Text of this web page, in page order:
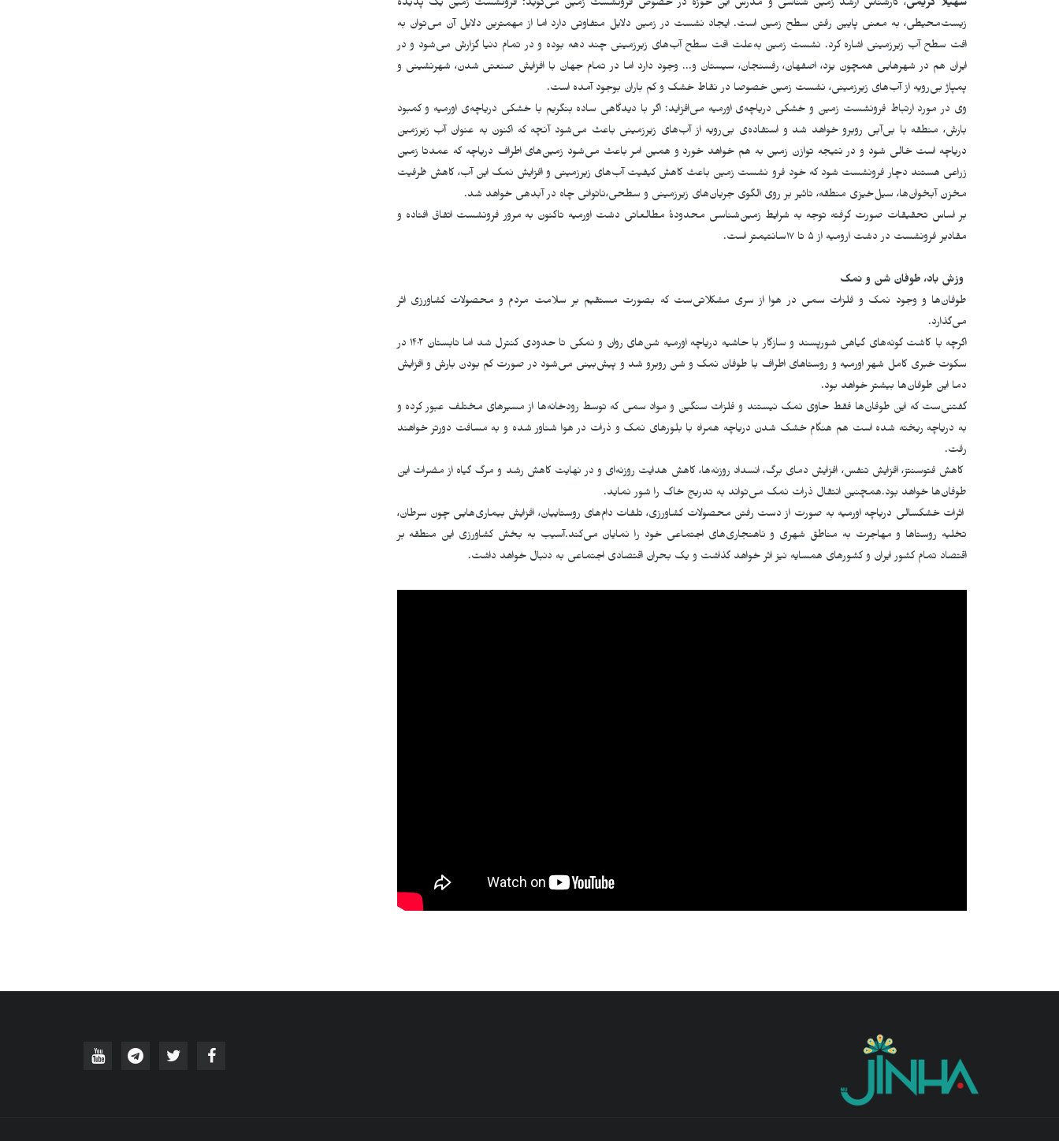
سهیلا کریمی، کارشناس ارشد زمین شناسی و مدرس این حوزه در خصوص فرونشست زمین می‌گوید: فرونشست زمین یک پدیده
زیست‌محیطی، به معنی پایین رفتن سطح زمین است. ایجاد نشست در زمین دلایل متفاوتی دارد اما از مهمترین دلایل آن می‌توان به
افت سطح آب زیرزمینی اشاره کرد. نشست زمین به‌علت افت سطح آب‌های زیرزمینی چند دهه بودە و در تمام دنیا گزارش می‌شود و در
ایران هم در شهرهایی همچون یزد، اصفهان، رفسنجان، سیستان و... وجود دارد اما در تمام جهان با افزایش صنعتی شدن، شهرنشینی و
پمپاژ بی‌رویه از آب‌های زیرزمینی، نشست زمین خصوصا در نقاط خشک و کم باران بوجود آمده است.
وی در مورد ارتباط فرونشست زمین و خشکی دریاچه‌ی اورمیه می‌افزاید: اگر با دیدگاهی ساده بنگریم با خشکی دریاچه‌ی اورمیه و کمبود
بارش، منطقه با بی‌آبی روبرو خواهد شد و استفاده‌ی بی‌رویه از آب‌های زیرزمینی باعث می‌شود آنچه که اکنون به عنوان آب زیرزمین
دریاچه است خالی شود و در نتیجه توازن زمین به هم خواهد خورد و همین امر باعث می‌شود زمین‌های اطراف دریاچه که عمدتا زمین
زراعی هستند دچار فرونشست شود که خود فرو نشست زمین باعث کاهش کیفیت آب‌های زیرزمینی و افزایش نمک این آب، کاهش ظرفیت
مخزن آبخوان‌ها، سیل‌خیزی منطقه، تاثیر بر روی الگوی جریان‌های زیرزمینی و سطحی،ناتوانی چاه در آبدهی خواهد شد.
بر اساس تحقیقات صورت گرفته توجه به شرایط زمین‌شناسی محدودۀ مطالعاتی دشت اورمیه تاکنون به مرور فرونشست اتفاق افتاده و
مقادیر فرونشست در دشت ارومیه از ۵ تا ١٧سانتی‏متر است‌.
وزش باد، طوفان شن و نمک
طوفان‌ها و وجود نمک و فلزات سمی در هوا از سری مشکلاتی‌ست که بصورت مستقیم بر سلامت مردم و محصولات کشاورزی اثر
می‌گذارد.
اگرچه با کاشت گونه‌های گیاهی شورپسند و سازگار با حاشیه دریاچه اورمیه شن‌های روان و نمکی تا حدودی کنترل شد اما تابستان ۱۴۰۲ در
سکوت خبری کامل شهر اورمیه و روستاهای اطراف با طوفان نمک و شن روبرو شد و پیش‌بینی می‌شود در صورت کم بودن بارش و افزایش
دما این طوفان‌ها بیشتر خواهد بود.
گفتنی‌ست که این طوفان‌ها فقط حاوی نمک نیستند و فلزات سنگین و مواد سمی که توسط رودخانه‌ها از مسیرهای مختلف عبور کرده و
به دریاچه ریخته شده است هم هنگام خشک شدن دریاچه همراه با بلورهای نمک و ذرات در هوا شناور شده و به مسافت دورتر خواهند
رفت.
کاهش فتوسنتز، افزایش تنفس، افزایش دمای برگ، انسداد روزنه‌ها، کاهش هدایت روزنه‌ای و در نهایت کاهش رشد و مرگ گیاه از مضرات این
طوفان‌ها خواهد بود.همچنین انتقال ذرات نمک می‌تواند به تدریج خاک را شور نماید.
اثرات خشکسالی دریاچه اورمیه به صورت از دست رفتن محصولات کشاورزی، تلفات دام‌های روستاییان، افزایش بیماری‌هایی چون سرطان،
تخلیه روستاها و مهاجرت به مناطق شهری و ناهنجاری‌های اجتماعی خود را نمایان می‌کند.آسیب به بخش کشاورزی این منطقه بر
اقتصاد تمام کشور ایران و کشورهای همسایه نیز اثر خواهد گذاشت و یک بحران اقتصادی اجتماعی به دنبال خواهد داشت.